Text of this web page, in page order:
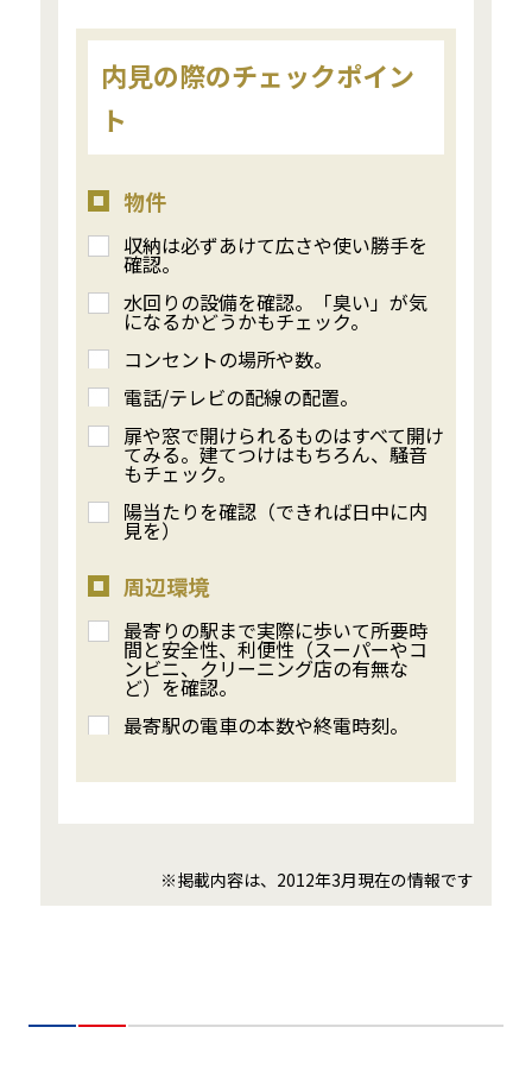
内見の際のチェックポイン
ト
物件
収納は必ずあけて広さや使い勝手を
確認。
水回りの設備を確認。「臭い」が気
になるかどうかもチェック。
コンセントの場所や数。
電話/テレビの配線の配置。
扉や窓で開けられるものはすべて開け
てみる。建てつけはもちろん、騒音
もチェック。
陽当たりを確認（できれば日中に内
見を）
周辺環境
最寄りの駅まで実際に歩いて所要時
間と安全性、利便性（スーパーやコ
ンビニ、クリーニング店の有無な
ど）を確認。
最寄駅の電車の本数や終電時刻。
※掲載内容は、2012年3月現在の情報です